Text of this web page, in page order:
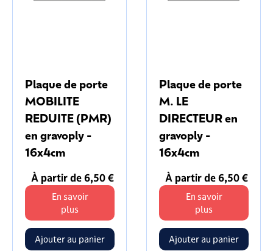
Plaque de porte
MOBILITE
REDUITE (PMR)
en gravoply -
16x4cm
À partir de 6,50 €
En savoir
plus
Plaque de porte
M. LE
DIRECTEUR en
gravoply -
16x4cm
À partir de 6,50 €
En savoir
plus